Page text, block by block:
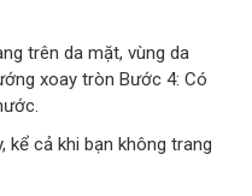
trên da mặt, vùng da
xoay tròn Bước 4: Có
kể cả khi bạn không trang